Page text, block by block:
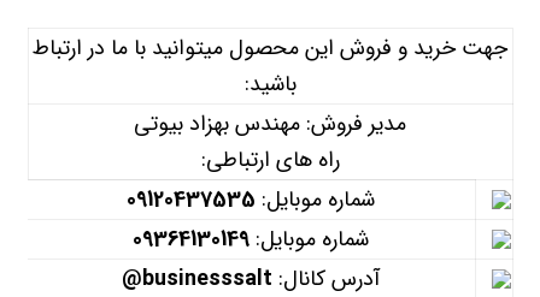
جهت خرید و فروش این محصول میتوانید با ما در ارتباط
باشید:
مدیر فروش: مهندس بهزاد بیوتی
راه های ارتباطی:
شماره موبایل: 09120437535
شماره موبایل: 09364130149
آدرس کانال: businesssalt@